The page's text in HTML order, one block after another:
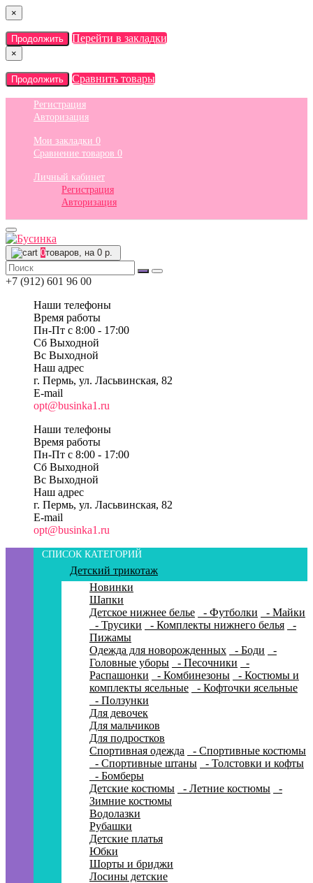
×
Продолжить Перейти в закладки
×
Продолжить Сравнить товары
Регистрация
Авторизация
Мои закладки 0
Сравнение товаров 0
Личный кабинет
Регистрация
Авторизация
0товаров, на 0 р.
+7 (912) 601 96 00
Наши телефоны
Время работы
Пн-Пт c 8:00 - 17:00
Сб Выходной
Вс Выходной
Наш адрес
г. Пермь, ул. Ласьвинская, 82
E-mail
opt@businka1.ru
Наши телефоны
Время работы
Пн-Пт c 8:00 - 17:00
Сб Выходной
Вс Выходной
Наш адрес
г. Пермь, ул. Ласьвинская, 82
E-mail
opt@businka1.ru
СПИСОК КАТЕГОРИЙ
Детский трикотаж
Новинки
Шапки
Детское нижнее белье
- Футболки
- Майки
- Трусики
- Комплекты нижнего белья
-
Пижамы
Одежда для новорожденных
- Боди
-
Головные уборы
- Песочники
-
Распашонки
- Комбинезоны
- Костюмы и
комплекты ясельные
- Кофточки ясельные
- Ползунки
Для девочек
Для мальчиков
Для подростков
Спортивная одежда
- Спортивные костюмы
- Спортивные штаны
- Толстовки и кофты
- Бомберы
Детские костюмы
- Летние костюмы
-
Зимние костюмы
Водолазки
Рубашки
Детские платья
Юбки
Шорты и бриджи
Лосины детские